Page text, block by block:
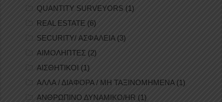
QUANTITY SURVEYORS (1)
REAL ESTATE (6)
SECURITY/ ΑΣΦΑΛΕΙΑ(3)
ΑΙΜΟΛΗΠΤΕΣ (2)
ΑΙΣΘΗΤΙΚΟΙ (1)
ΑΛΛΑ / ΔΙΑΦΟΡΑ / ΜΗ ΤΑΞΙΝΟΜΗΜΕΝΑ(1)
ΑΝΘΡΩΠΙΝΟ ΔΥΝΑΜΙΚΟ/HR (1)